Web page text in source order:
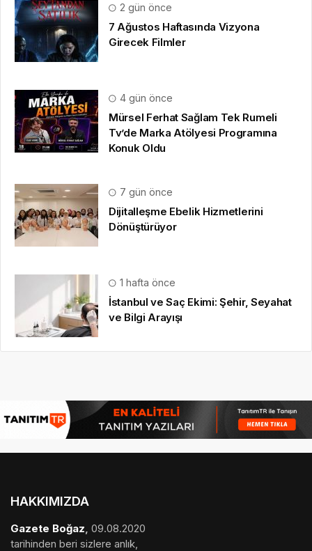
2 gün önce
7 Ağustos Haftasında Vizyona
Girecek Filmler
4 gün önce
Mürsel Ferhat Sağlam Tek Rumeli
Tv’de Marka Atölyesi Programına
Konuk Oldu
7 gün önce
Dijitalleşme Ebelik Hizmetlerini
Dönüştürüyor
1 hafta önce
İstanbul ve Saç Ekimi: Şehir, Seyahat
ve Bilgi Arayışı
HAKKIMIZDA
Gazete Boğaz, 09.08.2020
tarihinden beri sizlere anlık,